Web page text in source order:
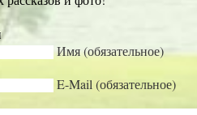
Имя (обязательное)
E-Mail (обязательное)